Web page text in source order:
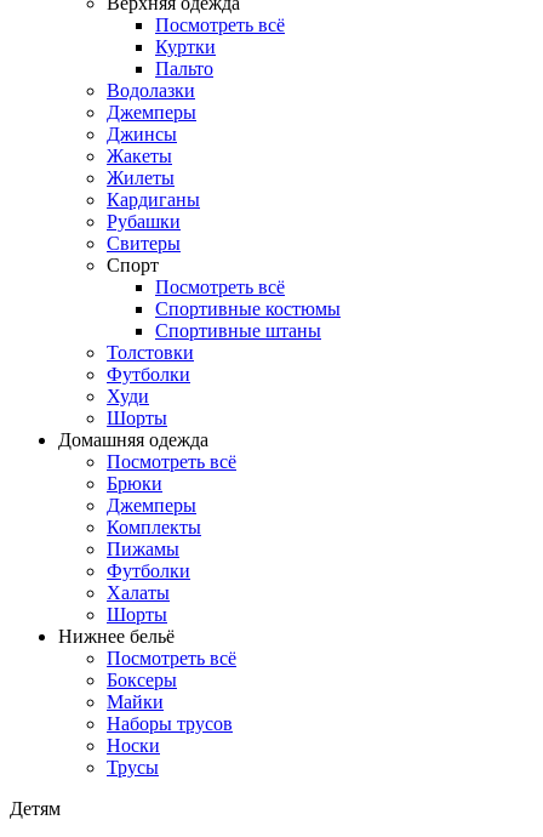
Посмотреть всё
Куртки
Пальто
Водолазки
Джемперы
Джинсы
Жакеты
Жилеты
Кардиганы
Рубашки
Свитеры
Спорт
Посмотреть всё
Спортивные костюмы
Спортивные штаны
Толстовки
Футболки
Худи
Шорты
Домашняя одежда
Посмотреть всё
Брюки
Джемперы
Комплекты
Пижамы
Футболки
Халаты
Шорты
Нижнее бельё
Посмотреть всё
Боксеры
Майки
Наборы трусов
Носки
Трусы
Детям